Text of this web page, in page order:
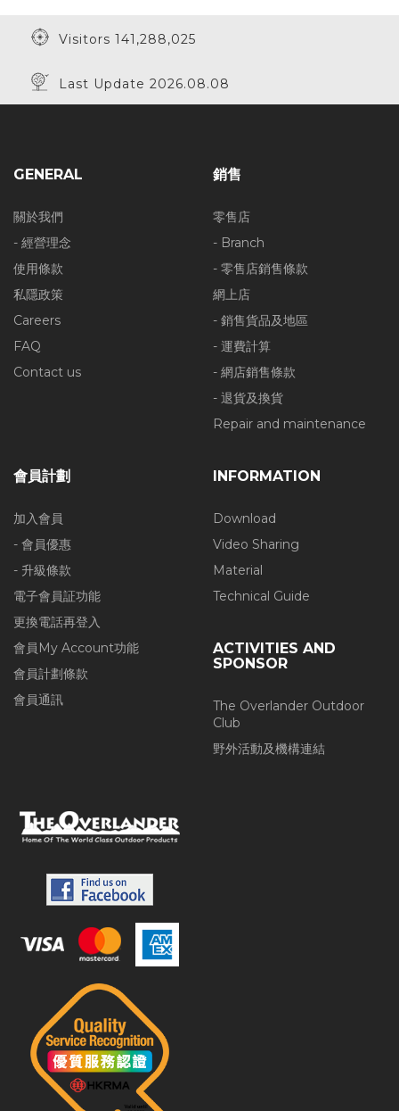
Visitors 141,288,025
Last Update 2026.08.08
GENERAL
關於我們
- 經營理念
使用條款
私隱政策
Careers
FAQ
Contact us
銷售
零售店
- Branch
- 零售店銷售條款
網上店
- 銷售貨品及地區
- 運費計算
- 網店銷售條款
- 退貨及換貨
Repair and maintenance
會員計劃
加入會員
- 會員優惠
- 升級條款
電子會員証功能
更換電話再登入
會員My Account功能
會員計劃條款
會員通訊
INFORMATION
Download
Video Sharing
Material
Technical Guide
ACTIVITIES AND
SPONSOR
The Overlander Outdoor
Club
野外活動及機構連結